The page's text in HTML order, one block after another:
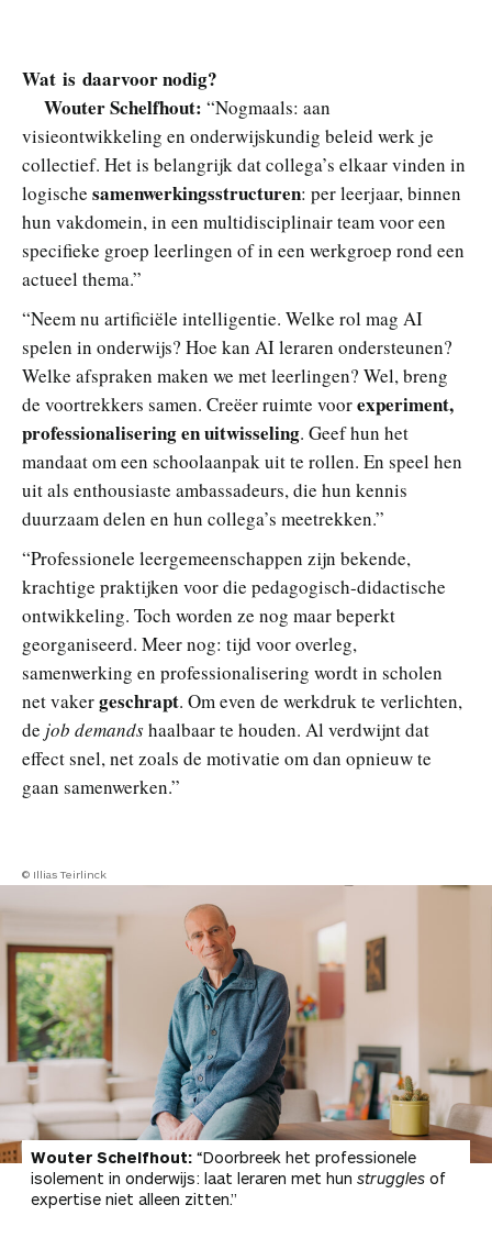
Wat is daarvoor nodig?
Wouter Schelfhout: “Nogmaals: aan
visieontwikkeling en onderwijskundig beleid werk je
collectief. Het is belangrijk dat collega’s elkaar vinden in
logische samenwerkingsstructuren: per leerjaar, binnen
hun vakdomein, in een multidisciplinair team voor een
specifieke groep leerlingen of in een werkgroep rond een
actueel thema.”
“Neem nu artificiële intelligentie. Welke rol mag AI
spelen in onderwijs? Hoe kan AI leraren ondersteunen?
Welke afspraken maken we met leerlingen? Wel, breng
de voortrekkers samen. Creëer ruimte voorexperiment,
professionalisering en uitwisseling. Geef hun het
mandaat om een schoolaanpak uit te rollen. En speel hen
uit als enthousiaste ambassadeurs, die hun kennis
duurzaam delen en hun collega’s meetrekken.”
“Professionele leergemeenschappen zijn bekende,
krachtige praktijken voor die pedagogisch-didactische
ontwikkeling. Toch worden ze nog maar beperkt
georganiseerd. Meer nog: tijd voor overleg,
samenwerking en professionalisering wordt in scholen
net vakergeschrapt. Om even de werkdruk te verlichten,
de job demandshaalbaar te houden. Al verdwijnt dat
effect snel, net zoals de motivatie om dan opnieuw te
gaan samenwerken.”
© Illias Teirlinck
Wouter Schelfhout: “Doorbreek het professionele
isolement in onderwijs: laat leraren met hun struggles of
expertise niet alleen zitten.”